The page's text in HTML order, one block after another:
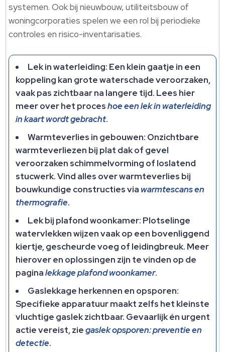
systemen. Ook bij nieuwbouw, utiliteitsbouw of
woningcorporaties spelen we een rol bij periodieke
controles en risico-inventarisaties.
Lek in waterleiding: Een klein gaatje in een
koppeling kan grote waterschade veroorzaken,
vaak pas zichtbaar na langere tijd. Lees hier
meer over het proceshoe een lek in waterleiding
in kaart wordt gebracht.
Warmteverlies in gebouwen: Onzichtbare
warmteverliezen bij plat dak of gevel
veroorzaken schimmelvorming of loslatend
stucwerk. Vind alles over warmteverlies bij
bouwkundige constructies via warmtescans en
thermografie.
Lek bij plafond woonkamer: Plotselinge
watervlekken wijzen vaak op een bovenliggend
kiertje, gescheurde voeg of leidingbreuk. Meer
hierover en oplossingen zijn te vinden op de
paginalekkage plafond woonkamer.
Gaslekkage herkennen en opsporen:
Specifieke apparatuur maakt zelfs het kleinste
vluchtige gaslek zichtbaar. Gevaarlijk én urgent
actie vereist, ziegaslek opsporen: preventie en
detectie.